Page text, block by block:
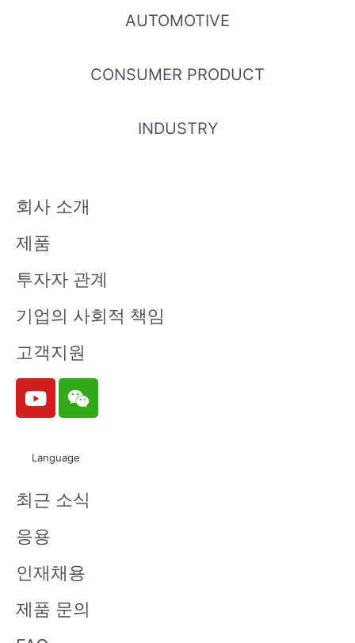
AUTOMOTIVE
CONSUMER PRODUCT
INDUSTRY
회사 소개
제품
투자자 관계
기업의 사회적 책임
고객지원
Y
o
u
e
W
e
i
n
Language
최근 소식
응용
인재채용
제품 문의